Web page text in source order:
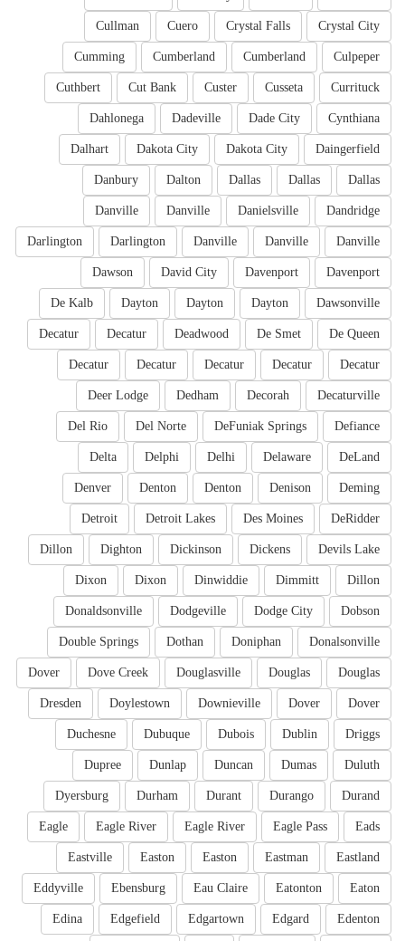
Crystal City
Crystal Falls
Cuero
Cullman
Culpeper
Cumberland
Cumberland
Cumming
Currituck
Cusseta
Custer
Cut Bank
Cuthbert
Cynthiana
Dade City
Dadeville
Dahlonega
Daingerfield
Dakota City
Dakota City
Dalhart
Dallas
Dallas
Dallas
Dalton
Danbury
Dandridge
Danielsville
Danville
Danville
Danville
Danville
Danville
Darlington
Darlington
Davenport
Davenport
David City
Dawson
Dawsonville
Dayton
Dayton
Dayton
De Kalb
De Queen
De Smet
Deadwood
Decatur
Decatur
Decatur
Decatur
Decatur
Decatur
Decatur
Decaturville
Decorah
Dedham
Deer Lodge
Defiance
DeFuniak Springs
Del Norte
Del Rio
DeLand
Delaware
Delhi
Delphi
Delta
Deming
Denison
Denton
Denton
Denver
DeRidder
Des Moines
Detroit Lakes
Detroit
Devils Lake
Dickens
Dickinson
Dighton
Dillon
Dillon
Dimmitt
Dinwiddie
Dixon
Dixon
Dobson
Dodge City
Dodgeville
Donaldsonville
Donalsonville
Doniphan
Dothan
Double Springs
Douglas
Douglas
Douglasville
Dove Creek
Dover
Dover
Dover
Downieville
Doylestown
Dresden
Driggs
Dublin
Dubois
Dubuque
Duchesne
Duluth
Dumas
Duncan
Dunlap
Dupree
Durand
Durango
Durant
Durham
Dyersburg
Eads
Eagle Pass
Eagle River
Eagle River
Eagle
Eastland
Eastman
Easton
Easton
Eastville
Eaton
Eatonton
Eau Claire
Ebensburg
Eddyville
Edenton
Edgard
Edgartown
Edgefield
Edina